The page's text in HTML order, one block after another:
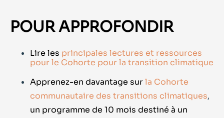
POUR APPROFONDIR
Lire les principales lectures et ressources
pour le Cohorte pour la transition climatique
Apprenez-en davantage surla Cohorte
communautaire des transitions climatiques,
un programme de 10 mois destiné à un